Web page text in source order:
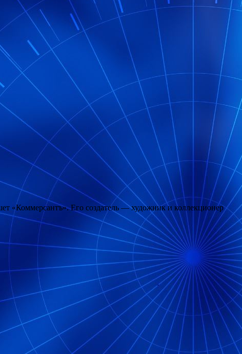
«Коммерсантъ». Его создатель — художник и коллекционер